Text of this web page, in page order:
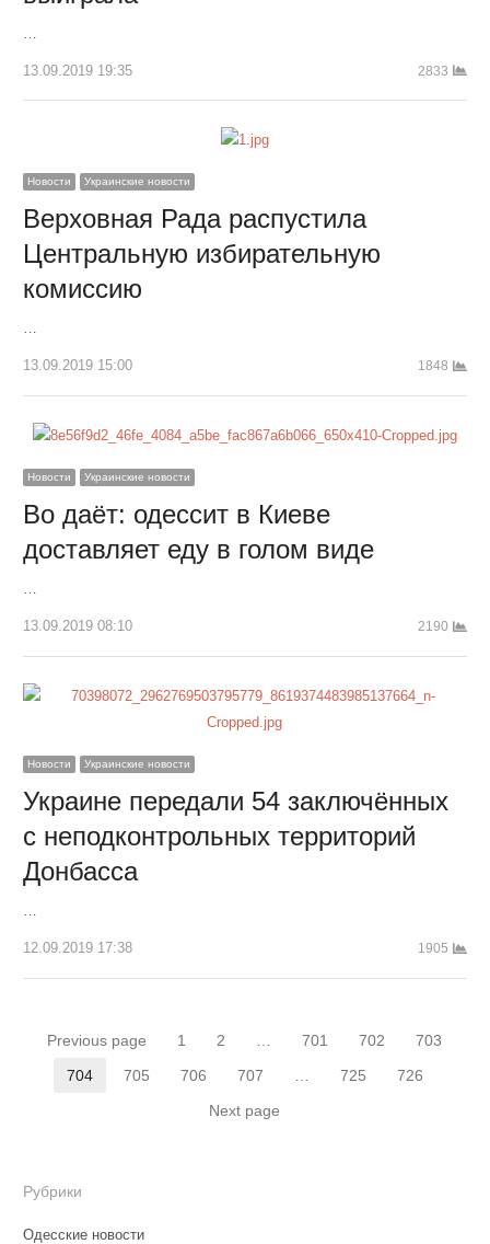
13.09.2019 19:35 2833
Новости Украинские новости
Верховная Рада распустила
Центральную избирательную
комиссию
…
13.09.2019 15:00 1848
Новости Украинские новости
Во даёт: одессит в Киеве
доставляет еду в голом виде
…
13.09.2019 08:10 2190
Новости Украинские новости
Украине передали 54 заключённых
с неподконтрольных территорий
Донбасса
…
12.09.2019 17:38 1905
Пагинация
записей
Previous page Страница
1 Страница
2 Страница
701 Страница
702 703
Страница
704 Страница
705 Страница
706 Страница
707 Страница
725 Страница
726
Next page
Рубрики
Одесские новости